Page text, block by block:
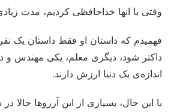
وقتی با انها خداحافظی کردیم، مدت
فهمیدم که داستان او فقط داستان یک
داکتر شود، دیگری معلم، یکی مهندس و
اندازه‌ی یک دنیا ارزش دارند.
با این حال، بسیاری از این آرزوها حالا